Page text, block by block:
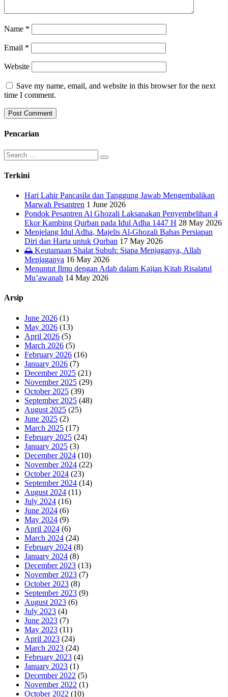
Name *
Email *
Website
Save my name, email, and website in this browser for the next
time I comment.
Pencarian
Search
for:
Terkini
Hari Lahir Pancasila dan Tanggung Jawab Mengembalikan
Marwah Pesantren 1 June 2026
Pondok Pesantren Al Ghozali Laksanakan Penyembelihan 4
Ekor Kambing Qurban pada Idul Adha 1447 H 28 May 2026
Menjelang Idul Adha, Majelis Al-Ghozali Bahas Persiapan
Diri dan Harta untuk Qurban 17 May 2026
🌅 Keutamaan Shalat Subuh: Siapa Menjaganya, Allah
Menjaganya 16 May 2026
Menuntut Ilmu dengan Adab dalam Kajian Kitab Risalatul
Mu’awanah 14 May 2026
Arsip
June 2026 (1)
May 2026 (13)
April 2026 (5)
March 2026 (5)
February 2026 (16)
January 2026 (7)
December 2025 (21)
November 2025 (29)
October 2025 (39)
September 2025 (48)
August 2025 (25)
June 2025 (2)
March 2025 (17)
February 2025 (24)
January 2025 (3)
December 2024 (10)
November 2024 (22)
October 2024 (23)
September 2024 (14)
August 2024 (11)
July 2024 (16)
June 2024 (6)
May 2024 (9)
April 2024 (6)
March 2024 (24)
February 2024 (8)
January 2024 (8)
December 2023 (13)
November 2023 (7)
October 2023 (8)
September 2023 (9)
August 2023 (6)
July 2023 (4)
June 2023 (7)
May 2023 (11)
April 2023 (24)
March 2023 (24)
February 2023 (4)
January 2023 (1)
December 2022 (5)
November 2022 (1)
October 2022 (10)